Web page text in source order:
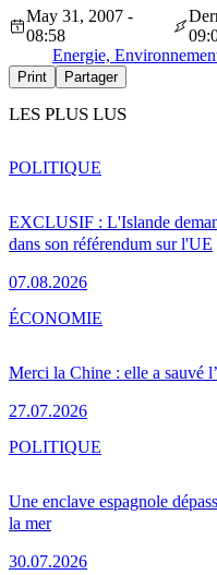
May 31, 2007 -
08:58
Energie,
Print Partager
LES PLUS LUS
EXCLUSIF : L'Islande
dans son référendum sur l'UE
07.08.2026
POLITIQUE
Merci la Chine : elle a sauvé
27.07.2026
ÉCONOMIE
Une enclave espagnole
la mer
30.07.2026
POLITIQUE